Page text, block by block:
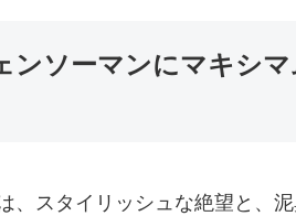
ンソーマンにマキシ
、スタイリッシュな絶望と、